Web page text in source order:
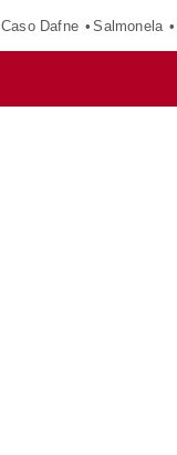
Caso Dafne Salmonela